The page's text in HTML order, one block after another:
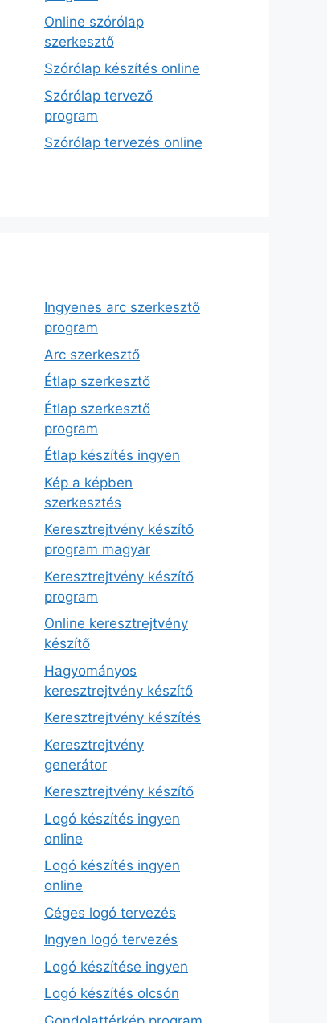
Online szórólap
szerkesztő
Szórólap készítés online
Szórólap tervező
program
Szórólap tervezés online
Ingyenes arc szerkesztő
program
Arc szerkesztő
Étlap szerkesztő
Étlap szerkesztő
program
Étlap készítés ingyen
Kép a képben
szerkesztés
Keresztrejtvény készítő
program magyar
Keresztrejtvény készítő
program
Online keresztrejtvény
készítő
Hagyományos
keresztrejtvény készítő
Keresztrejtvény készítés
Keresztrejtvény
generátor
Keresztrejtvény készítő
Logó készítés ingyen
online
Logó készítés ingyen
online
Céges logó tervezés
Ingyen logó tervezés
Logó készítése ingyen
Logó készítés olcsón